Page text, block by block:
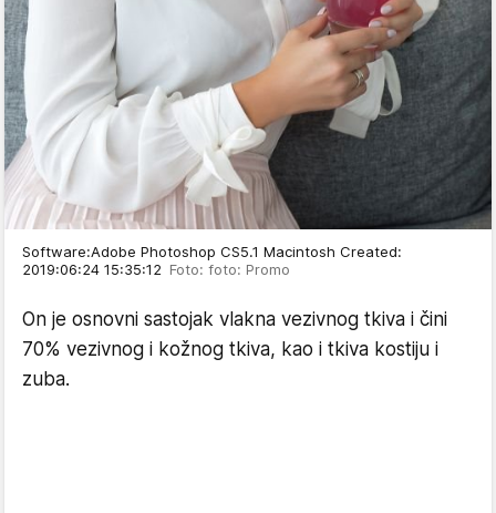
Software:Adobe Photoshop CS5.1 Macintosh Created:
2019:06:24 15:35:12 Foto: foto: Promo
On je osnovni sastojak vlakna vezivnog tkiva i čini
70% vezivnog i kožnog tkiva, kao i tkiva kostiju i
zuba.